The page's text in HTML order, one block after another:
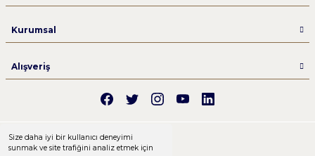
Size daha iyi bir kullanıcı deneyimi
sunmak ve site trafiğini analiz etmek için
Kurumsal
Alışveriş